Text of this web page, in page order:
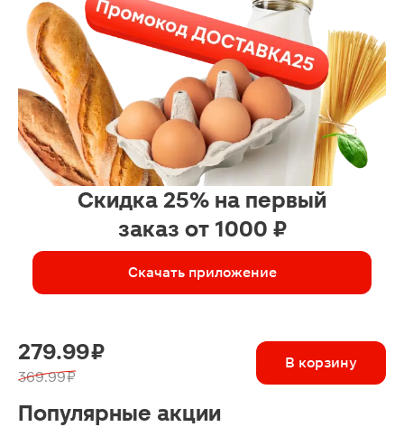
Скидка 25% на первый
заказ от 1000 ₽
Скачать приложение
279.99 ₽
369.99 ₽
В корзину
Популярные акции